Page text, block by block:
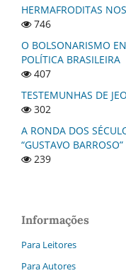
HERMAFRODITAS
746
O BOLSONARISMO
POLÍTICA BRASILEIRA
407
TESTEMUNHAS DE
302
A RONDA DOS
“GUSTAVO BARROSO”
239
Informações
Para Leitores
Para Autores